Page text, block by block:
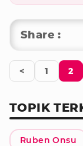
Share :
< 1 2
TOPIK
Ruben Onsu